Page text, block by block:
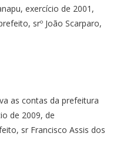
exercício de 2001,
srº João Scarparo,
as contas da prefeitura
de 2009, de
sr Francisco Assis dos